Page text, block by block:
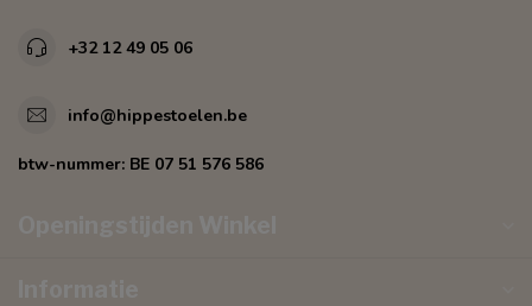
+32 12 49 05 06
info@hippestoelen.be
btw-nummer: BE 07 51 576 586